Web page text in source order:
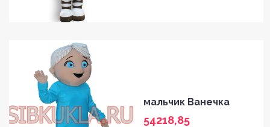
мальчик Ванечка
54218,85